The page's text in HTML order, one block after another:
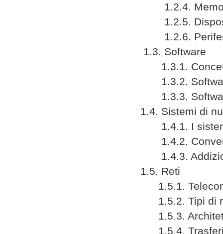
1.2.4.
1.2.5.
1.2.6.
1.3. Software
1.3.1.
1.3.2.
1.3.3.
1.4. Sistemi di
1.4.1. I sistemi
1.4.2.
1.4.3.
1.5. Reti
1.5.1.
1.5.2. Tipi di
1.5.3.
1.5.4.